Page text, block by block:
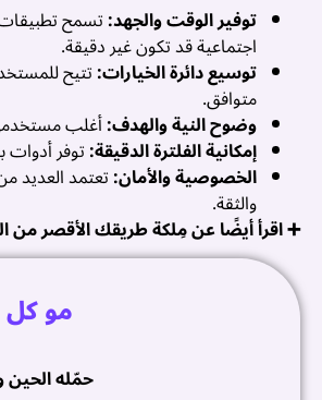
توفير الوقت والجهد:تسمح
اجتماعية قد تكون غير دقيقة.
توسيع دائرة الخيارات:تتيح
متوافق.
وضوح النية والهدف:أغلب مستخدمي
إمكانية الفلترة الدقيقة:توفر أدوات
الخصوصية والأمان:تعتمد العديد
والثقة.
➕ اقرأ أيضًا عن مِلكة طريقك الأقصر من
مو
حمّله الحين